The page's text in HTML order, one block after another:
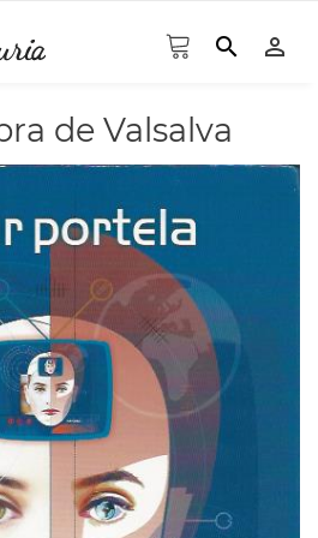
search person_outline
de Valsalva